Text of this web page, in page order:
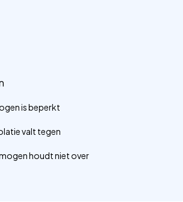
is beperkt
valt tegen
houdt niet over